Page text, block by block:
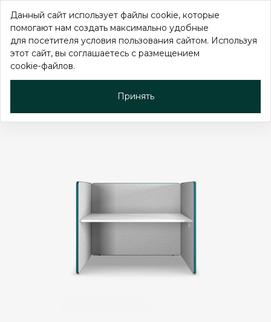
Рабочее место для call-
центра Aura Plus
Данный сайт использует файлы cookie, которые
помогают нам создать максимально удобные
для посетителя условия пользования сайтом. Используя
этот сайт, вы соглашаетесь с размещением
cookie‑файлов.
Принять